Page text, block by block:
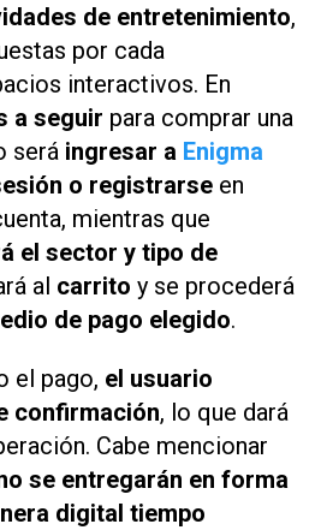
de entretenimiento,
por cada
interactivos. En
a seguir para comprar una
será ingresar a Enigma
o registrarse en
mientras que
el sector y tipo de
al carrito y se procederá
de pago elegido.
el pago, el usuario
confirmación, lo que dará
Cabe mencionar
se entregarán en forma
digital tiempo